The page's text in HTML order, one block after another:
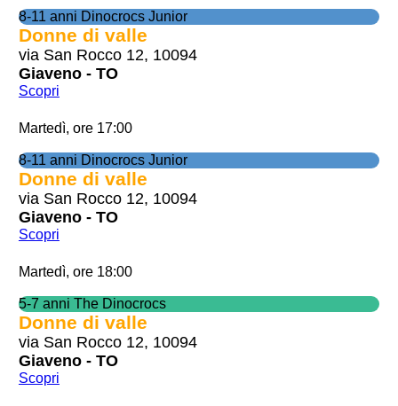
8-11 anni Dinocrocs Junior
Donne di valle
via San Rocco 12, 10094
Giaveno - TO
Scopri
Martedì, ore 17:00
8-11 anni Dinocrocs Junior
Donne di valle
via San Rocco 12, 10094
Giaveno - TO
Scopri
Martedì, ore 18:00
5-7 anni The Dinocrocs
Donne di valle
via San Rocco 12, 10094
Giaveno - TO
Scopri